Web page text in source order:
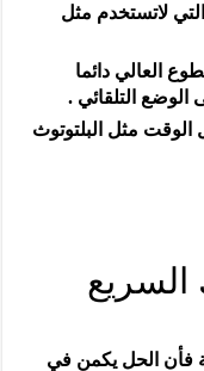
لاتستخدم مثل
العالي دائما
الوضع التلقائي .
مثل البلتوتوث
فأن الحل يكمن في